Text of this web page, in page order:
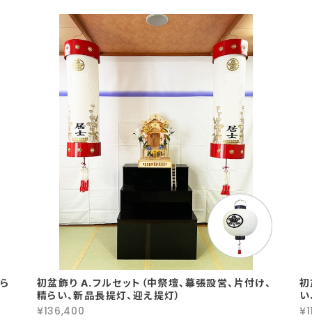
初盆飾り A.フルセット（中祭壇、幕張設営、片付け、
精らい、新品長提灯、迎え提灯）
¥136,400
初